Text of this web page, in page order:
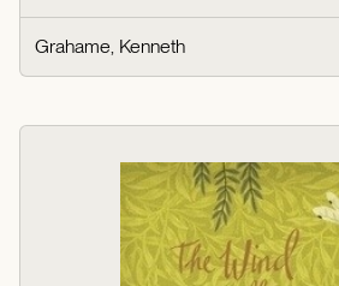
Grahame, Kenneth